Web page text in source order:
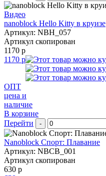
Видео
nanoblock Hello Kitty в круизе
Артикул: NBH_057
Артикул скопирован
1170 р
1170 р
ОПТ
цена и
наличие
В корзине
Перейти
-
Nanoblock Спорт: Плавание
Артикул: NBCB_001
Артикул скопирован
630 р